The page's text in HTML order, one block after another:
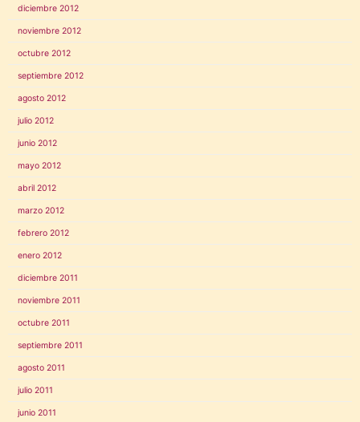
diciembre 2012
noviembre 2012
octubre 2012
septiembre 2012
agosto 2012
julio 2012
junio 2012
mayo 2012
abril 2012
marzo 2012
febrero 2012
enero 2012
diciembre 2011
noviembre 2011
octubre 2011
septiembre 2011
agosto 2011
julio 2011
junio 2011